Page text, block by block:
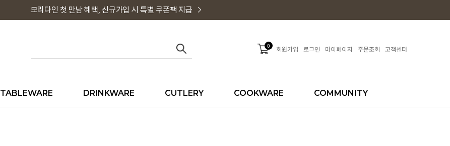
모리다인 첫 만남 혜택, 신규가입 시 특별 쿠폰팩 지급
0 회원가입 로그인 마이페이지 주문조회 고객센터
TABLEWARE DRINKWARE CUTLERY COOKWARE COMMUNITY